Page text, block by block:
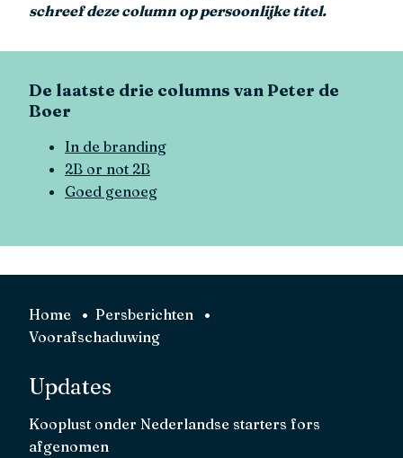
schreef deze column op persoonlijke titel.
De laatste drie columns van Peter de
Boer
In de branding
2B or not 2B
Goed genoeg
Home
Persberichten
Voorafschaduwing
Updates
Kooplust onder Nederlandse starters fors
afgenomen